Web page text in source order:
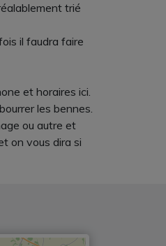
trié
il faudra faire
et horaires ici.
les bennes.
ou autre et
on vous dira si